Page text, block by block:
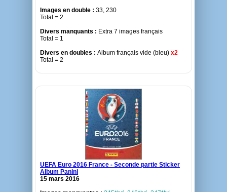
Images en double : 33, 230
Total = 2
Divers manquants : Extra 7 images français
Total = 1
Divers en doubles : Album français vide (bleu) x2
Total = 2
UEFA Euro 2016 France - Seconde partie Sticker
Album Panini
15 mars 2016